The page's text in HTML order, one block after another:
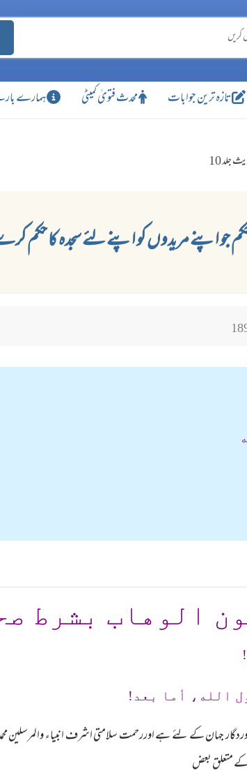
تازہ ترین جوابات محدث فتویٰ کمیٹی ہمارے
جلد 10
الوهاب بشرط
الله، أما بعد!
جہان کے لئے ہے اوررحمت سلامتی اشرف انبیاء والمرسلین
کے متعلق بعض